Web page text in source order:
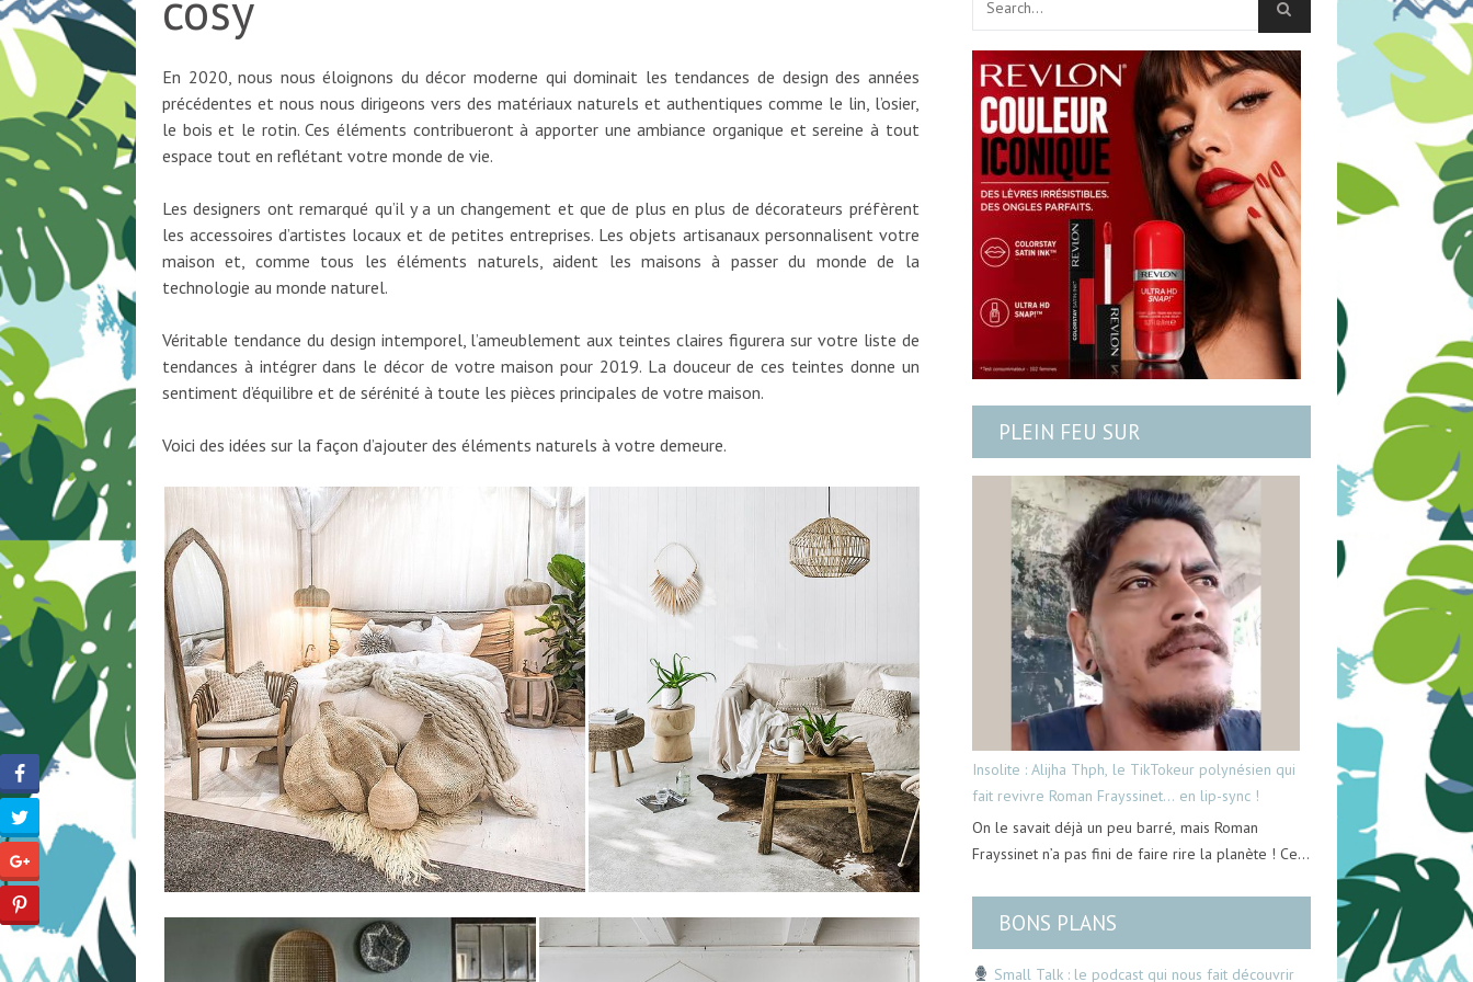
En 2020, nous nous éloignons du décor moderne qui dominait les tendances de design des années
précédentes et nous nous dirigeons vers des matériaux naturels et authentiques comme le lin, l’osier,
le bois et le rotin. Ces éléments contribueront à apporter une ambiance organique et sereine à tout
espace tout en reflétant votre monde de vie.
Les designers ont remarqué qu’il y a un changement et que de plus en plus de décorateurs préfèrent
les accessoires d’artistes locaux et de petites entreprises. Les objets artisanaux personnalisent votre
maison et, comme tous les éléments naturels, aident les maisons à passer du monde de la
technologie au monde naturel.
Véritable tendance du design intemporel, l’ameublement aux teintes claires figurera sur votre liste de
tendances à intégrer dans le décor de votre maison pour 2019. La douceur de ces teintes donne un
sentiment d’équilibre et de sérénité à toute les pièces principales de votre maison.
Voici des idées sur la façon d’ajouter des éléments naturels à votre demeure.
PLEIN FEU SUR
Insolite : Alijha Thph, le TikTokeur polynésien qui
fait revivre Roman Frayssinet… en lip-sync !
On le savait déjà un peu barré, mais Roman
Frayssinet n’a pas fini de faire rire la planète ! Ce…
BONS PLANS
Small Talk : le podcast qui nous fait découvrir